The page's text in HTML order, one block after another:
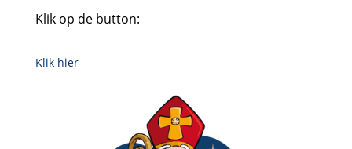
Klik op de button:
Klik hier